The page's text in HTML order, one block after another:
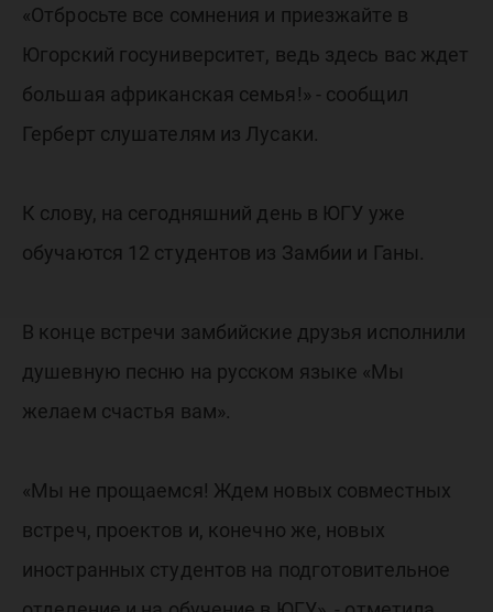
«Отбросьте все сомнения и приезжайте в
Югорский госуниверситет, ведь здесь вас ждет
большая африканская семья!» - сообщил
Герберт слушателям из Лусаки.
К слову, на сегодняшний день в ЮГУ уже
обучаются 12 студентов из Замбии и Ганы.
В конце встречи замбийские друзья исполнили
душевную песню на русском языке «Мы
желаем счастья вам».
«Мы не прощаемся! Ждем новых совместных
встреч, проектов и, конечно же, новых
иностранных студентов на подготовительное